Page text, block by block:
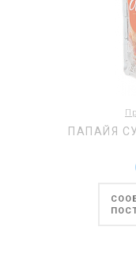
ПАПАЙЯ